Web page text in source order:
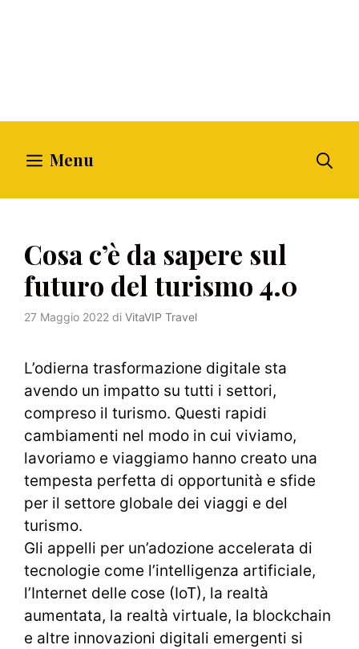
Menu
Cosa c’è da sapere sul
futuro del turismo 4.0
27 Maggio 2022 di VitaVIP Travel
L’odierna trasformazione digitale sta
avendo un impatto su tutti i settori,
compreso il turismo. Questi rapidi
cambiamenti nel modo in cui viviamo,
lavoriamo e viaggiamo hanno creato una
tempesta perfetta di opportunità e sfide
per il settore globale dei viaggi e del
turismo.
Gli appelli per un’adozione accelerata di
tecnologie come l’intelligenza artificiale,
l’Internet delle cose (IoT), la realtà
aumentata, la realtà virtuale, la blockchain
e altre innovazioni digitali emergenti si